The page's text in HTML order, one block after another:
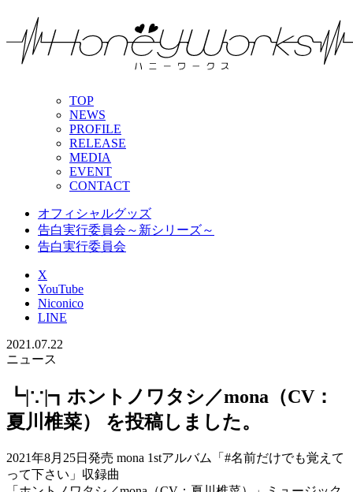
TOP
NEWS
PROFILE
RELEASE
MEDIA
EVENT
CONTACT
オフィシャルグッズ
告白実行委員会～新シリーズ～
告白実行委員会
X
YouTube
Niconico
LINE
2021.07.22
ニュース
┗|∵|┓ホントノワタシ／mona（CV：
夏川椎菜） を投稿しました。
2021年8月25日発売 mona 1stアルバム「#名前だけでも覚えて
って下さい」収録曲